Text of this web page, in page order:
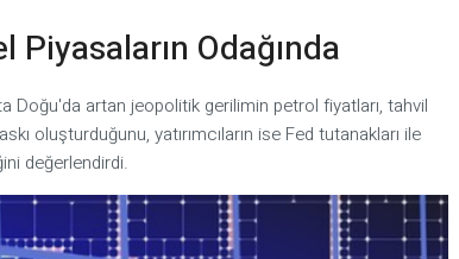
Odağında
Doğu'da artan jeopolitik gerilimin petrol fiyatları, tahvil
oluşturduğunu, yatırımcıların ise Fed tutanakları ile
değerlendirdi.